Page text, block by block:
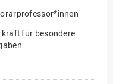
für besondere